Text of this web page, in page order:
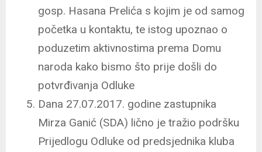
gosp. Hasana Prelića s kojim je od samog
početka u kontaktu, te istog upoznao o
poduzetim aktivnostima prema Domu
naroda kako bismo što prije došli do
potvrđivanja Odluke
Dana 27.07.2017. godine zastupnika
Mirza Ganić (SDA) lično je tražio podršku
Prijedlogu Odluke od predsjednika kluba